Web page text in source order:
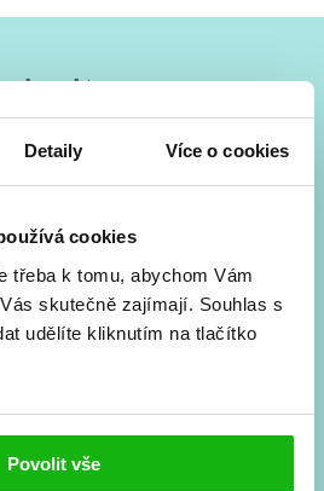
Detaily Více o cookies
cookies
třeba k tomu, abychom Vám
skutečně zajímají. Souhlas s
udělíte kliknutím na tlačítko
Povolit vše
každý měsíc rovnou do mailu!
adaptace a další.
zpracování osobních údajů